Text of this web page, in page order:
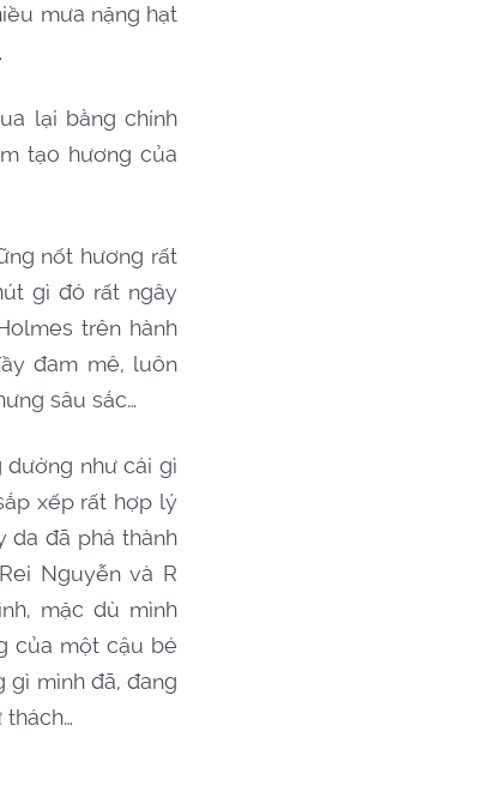
mưa nặng hạt
lại bằng chính
tạo hương của
nốt hương rất
gì đó rất ngây
trên hành
đam mê, luôn
sâu sắc…
dường như cái gì
xếp rất hợp lý
da đã phá thành
Nguyễn và R
mặc dù mình
của một cậu bé
gì mình đã, đang